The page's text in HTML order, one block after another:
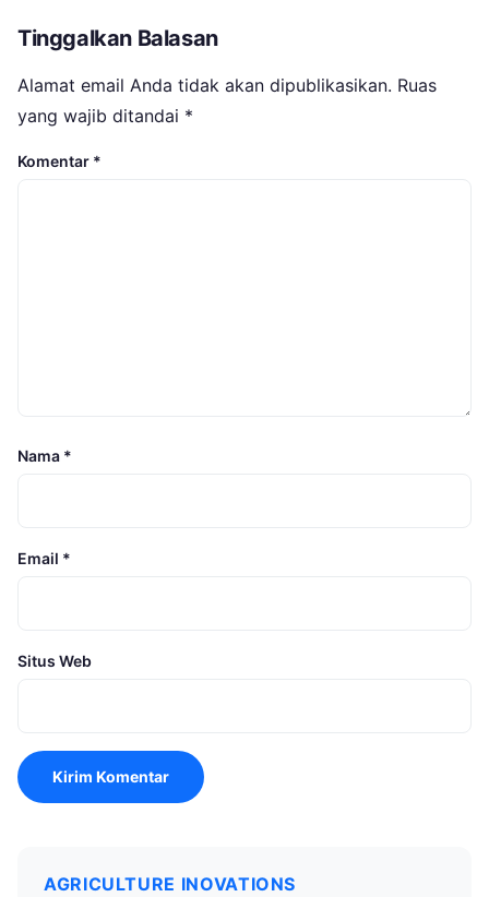
Tinggalkan Balasan
Alamat email Anda tidak akan dipublikasikan. Ruas
yang wajib ditandai *
Komentar *
Nama *
Email *
Situs Web
AGRICULTURE INOVATIONS